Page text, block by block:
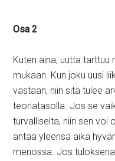
Osa 2
Kuten aina, uutta
mukaan. Kun joku uusi
vastaan, niin sitä tulee
teoriatasolla. Jos se
turvalliselta, niin sen voi
antaa yleensä aika
menossa. Jos